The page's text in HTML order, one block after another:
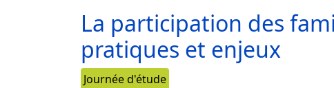
La participation des
pratiques et enjeux
Journée d'étude